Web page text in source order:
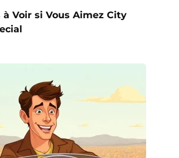
Voir si Vous Aimez City